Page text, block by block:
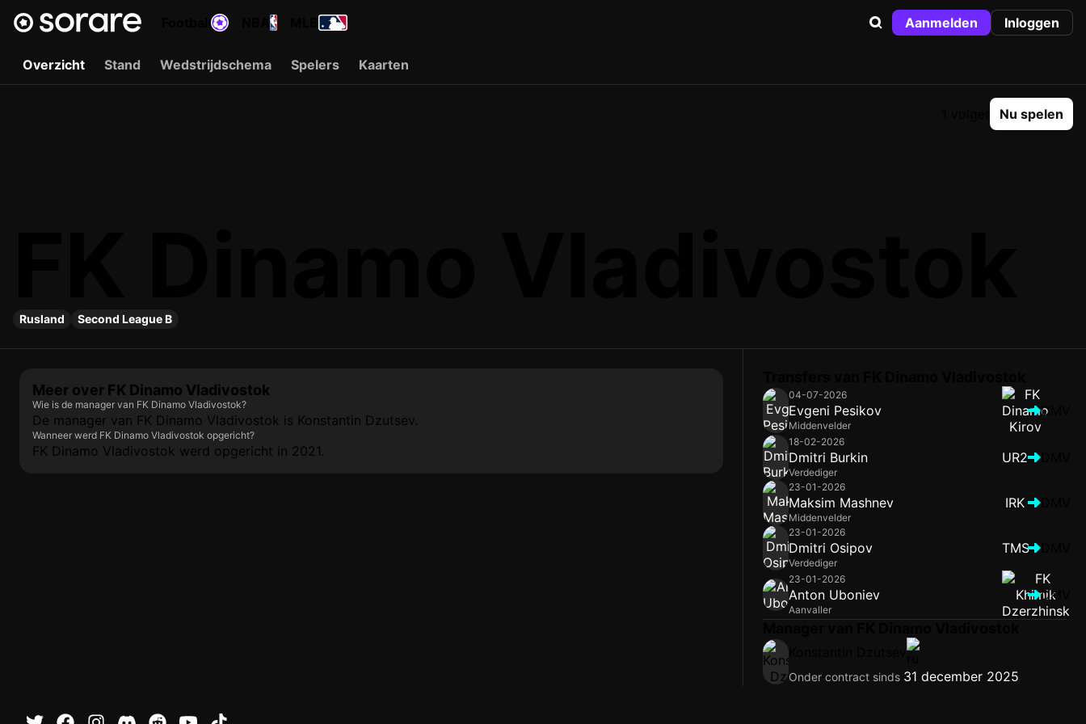
Aanmelden Inloggen
Overzicht Stand Wedstrijdschema Spelers Kaarten
Nu spelen
Rusland Second League B
Meer over FK Dinamo Vladivostok
Wie is de manager van FK Dinamo Vladivostok?
De manager van FK Dinamo Vladivostok is Konstantin Dzutsev.
Wanneer werd FK Dinamo Vladivostok opgericht?
FK Dinamo Vladivostok werd opgericht in 2021.
04-07-2026
Evgeni Pesikov
Middenvelder
DMV
18-02-2026
Dmitri Burkin
Verdediger
UR2
23-01-2026
Maksim Mashnev
Middenvelder
IRK
23-01-2026
Dmitri Osipov
Verdediger
TMS
23-01-2026
Anton Uboniev
Aanvaller
DMV
Onder contract sinds 31 december 2025